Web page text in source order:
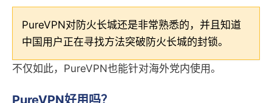
PureVPN对防火长城还是非常熟悉的，并且知道
中国用户正在寻找方法突破防火长城的封锁。
不仅如此，PureVPN也能针对海外党内使用。
PureVPN好用吗？